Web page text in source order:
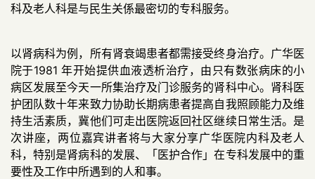
科及老人科是与民生关係最密切的专科服务。
以肾病科为例，所有肾衰竭患者都需接受终身治疗。广华医
院于1981 年开始提供血液透析治疗，由只有数张病床的小
病区发展至今天一所集治疗及门诊服务的肾科中心。肾科医
护团队数十年来致力协助长期病患者提高自我照顾能力及维
持生活素质，冀他们可走出医院返回社区继续日常生活。是
次讲座，两位嘉宾讲者将与大家分享广华医院内科及老人
科，特别是肾病科的发展、「医护合作」在专科发展中的重
要性及工作中所遇到的人和事。